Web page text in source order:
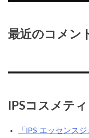
最近のコメン
IPSコスメテ
「IPS エッセンス